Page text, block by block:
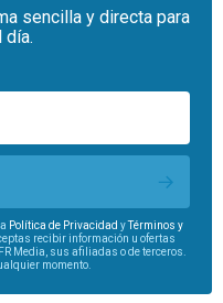
sencilla y directa para
día.
Política de Privacidad yTérminos y
recibir información u ofertas
Media, sus afiliadas o de terceros.
momento.